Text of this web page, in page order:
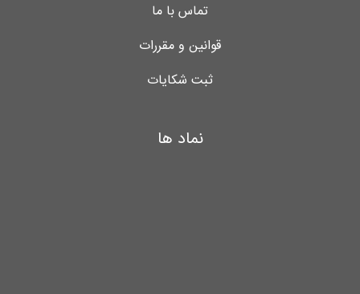
تماس با ما
قوانین و مقررات
ثبت شکایات
نماد ها